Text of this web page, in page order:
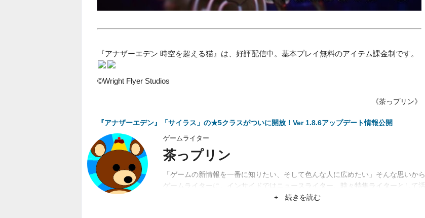
『アナザーエデン 時空を超える猫』は、好評配信中。基本プレイ無料のアイテム課金制です。
©Wright Flyer Studios
《茶っプリン》
『アナザーエデン』「サイラス」の★5クラスがついに開放！Ver 1.8.6アップデート情報公開
ゲームライター
茶っプリン
「ゲームの新情報を一番に知りたい、そして色んな人に広めたい」そんな思いから
ゲームライターに。インサイドではニュースライター、時々特集ライターとして活
動。関係者、ユーザーから生まれるネットブームにも興味あり。
+ 続きを読む